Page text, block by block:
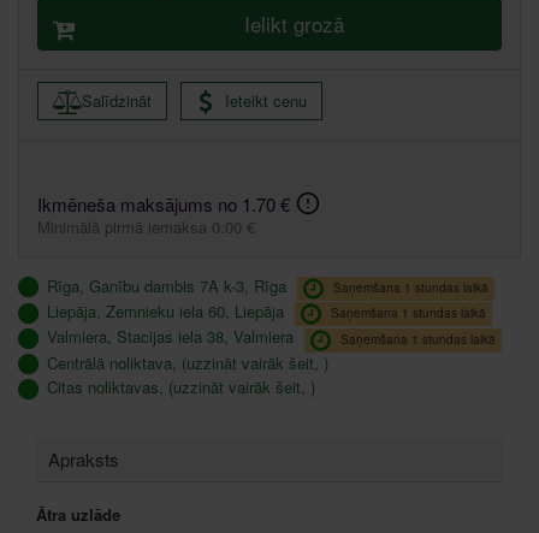
Ielikt grozā
Salīdzināt Ieteikt cenu
Ikmēneša maksājums no 1.70 €
Minimālā pirmā iemaksa 0.00 €
Rīga, Ganību dambis 7A k-3, Rīga Saņemšana 1 stundas laikā
Liepāja, Zemnieku iela 60, Liepāja Saņemšana 1 stundas laikā
Valmiera, Stacijas iela 38, Valmiera Saņemšana 1 stundas laikā
Centrālā noliktava, (uzzināt vairāk šeit, )
Citas noliktavas, (uzzināt vairāk šeit, )
Apraksts
Ātra uzlāde